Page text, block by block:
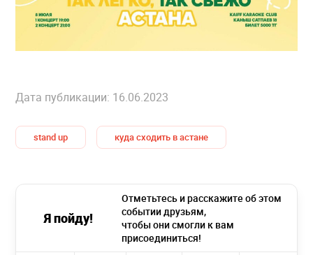
Дата публикации: 16.06.2023
stand up куда сходить в астане
Я пойду!
Отметьтесь и расскажите об этом
событии друзьям,
чтобы они смогли к вам
присоединиться!